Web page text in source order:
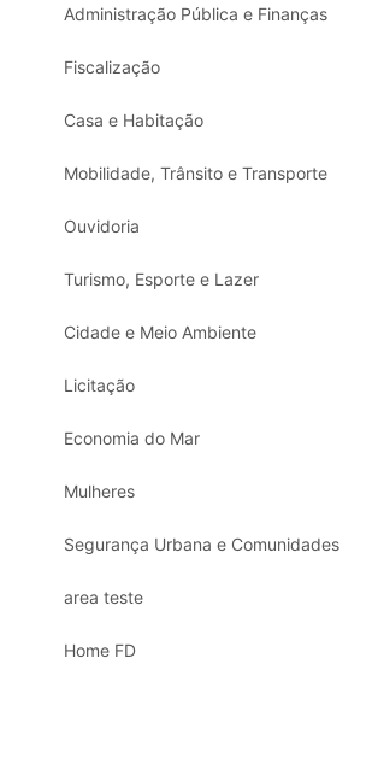
Administração Pública e Finanças
Fiscalização
Casa e Habitação
Mobilidade, Trânsito e Transporte
Ouvidoria
Turismo, Esporte e Lazer
Cidade e Meio Ambiente
Licitação
Economia do Mar
Mulheres
Segurança Urbana e Comunidades
area teste
Home FD